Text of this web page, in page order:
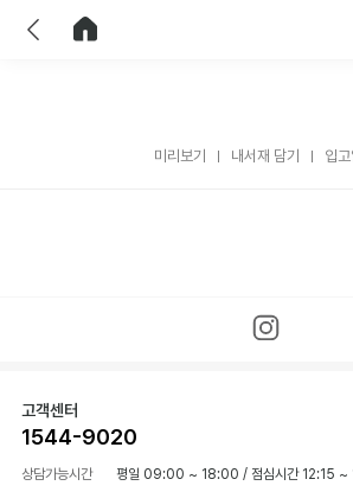
미리보기 내서재 담기 입
고객센터
1544-9020
상담가능시간 평일 09:00 ~ 18:00 / 점심시간 12:15 ~